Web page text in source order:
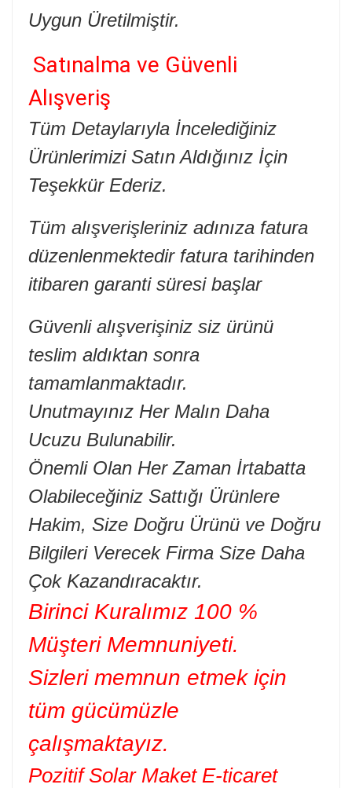
Uygun Üretilmiştir.
Satınalma ve Güvenli
Alışveriş
Tüm Detaylarıyla İncelediğiniz
Ürünlerimizi Satın Aldığınız İçin
Teşekkür Ederiz.
Tüm alışverişleriniz adınıza fatura
düzenlenmektedir fatura tarihinden
itibaren garanti süresi başlar
Güvenli alışverişiniz siz ürünü
teslim aldıktan sonra
tamamlanmaktadır.
Unutmayınız Her Malın Daha
Ucuzu Bulunabilir.
Önemli Olan Her Zaman İrtabatta
Olabileceğiniz Sattığı Ürünlere
Hakim, Size Doğru Ürünü ve Doğru
Bilgileri Verecek Firma Size Daha
Çok Kazandıracaktır.
Birinci Kuralımız 100 %
Müşteri Memnuniyeti.
Sizleri memnun etmek için
tüm gücümüzle
çalışmaktayız.
Pozitif Solar Maket E-ticaret